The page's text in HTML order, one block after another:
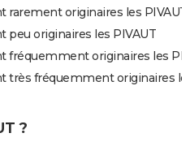
originaires les PIVAUT
peu originaires les PIVAUT
fréquemment originaires les
très fréquemment originaires
?